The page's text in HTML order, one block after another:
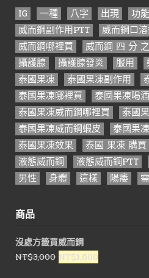
IG 一種 八字 出現 功
威而鋼副作用PTT
威而鋼口
威而鋼哪裡買
威而鋼 四 分
攝護腺
攝護腺發炎 服用
泰國果凍
泰國果凍副作用
泰國果凍哪裡買
泰國果凍喝酒
泰國果凍威而鋼哪裡買
泰國
泰國果凍威而鋼蝦皮
泰國果
泰國果凍效果
泰國 果凍 購買
液態威而鋼
液態威而鋼PTT
男性
身體 這樣 陽痿
商品
沒處方籤買威而鋼
NT$3,000 原
NT$1,600